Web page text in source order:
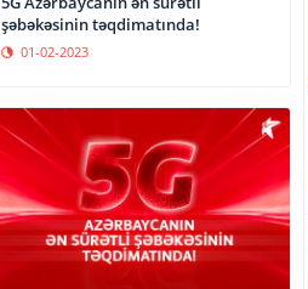
şəbəkəsinin təqdimatında!
01-02-2023